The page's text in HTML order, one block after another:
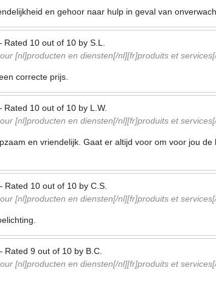
en gehoor naar hulp in geval van
Rated 10 out of 10 by S.L.
[nl]producten en diensten[/nl][fr]produits et
correcte prijs.
Rated 10 out of 10 by L.W.
[nl]producten en diensten[/nl][fr]produits et
en vriendelijk. Gaat er altijd voor om voor jou
Rated 10 out of 10 by C.S.
[nl]producten en diensten[/nl][fr]produits et
Rated 9 out of 10 by B.C.
[nl]producten en diensten[/nl][fr]produits et